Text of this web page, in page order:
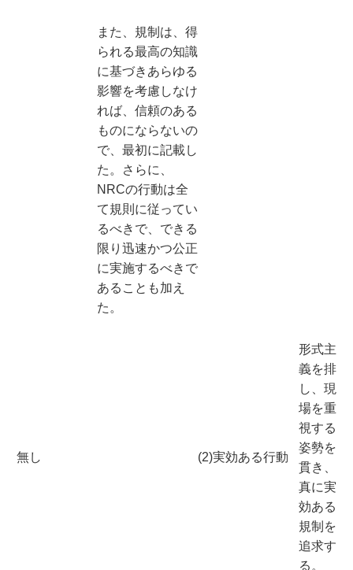
また、規制は、得
られる最高の知識
に基づきあらゆる
影響を考慮しなけ
れば、信頼のある
ものにならないの
で、最初に記載し
た。さらに、
NRCの行動は全
て規則に従ってい
るべきで、できる
限り迅速かつ公正
に実施するべきで
あることも加え
た。
無し (2)実効ある行動
形式主
義を排
し、現
場を重
視する
姿勢を
貫き、
真に実
効ある
規制を
追求す
る。